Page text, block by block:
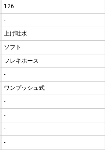
126
-
上げ吐水
ソフト
フレキホース
-
ワンプッシュ式
-
-
-
-